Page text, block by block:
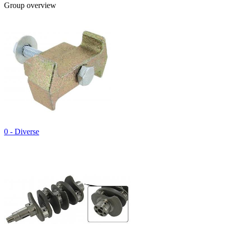
Group overview
0 - Diverse